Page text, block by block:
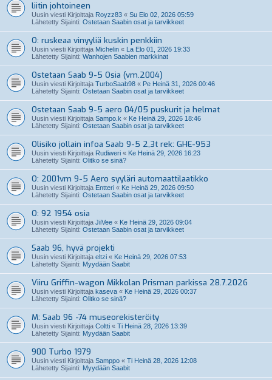
liitin johtoineen
Uusin viesti Kirjoittaja Royzz83 « Su Elo 02, 2026 05:59
Lähetetty Sijainti: Ostetaan Saabin osat ja tarvikkeet
O: ruskeaa vinyyliä kuskin penkkiin
Uusin viesti Kirjoittaja Michelin « La Elo 01, 2026 19:33
Lähetetty Sijainti: Wanhojen Saabien markkinat
Ostetaan Saab 9-5 Osia (vm.2004)
Uusin viesti Kirjoittaja TurboSaab98 « Pe Heinä 31, 2026 00:46
Lähetetty Sijainti: Ostetaan Saabin osat ja tarvikkeet
Ostetaan Saab 9-5 aero 04/05 puskurit ja helmat
Uusin viesti Kirjoittaja Sampo.k « Ke Heinä 29, 2026 18:46
Lähetetty Sijainti: Ostetaan Saabin osat ja tarvikkeet
Olisiko jollain infoa Saab 9-5 2,3t rek: GHE-953
Uusin viesti Kirjoittaja Rudiweri « Ke Heinä 29, 2026 16:23
Lähetetty Sijainti: Olitko se sinä?
O: 2001vm 9-5 Aero syyläri automaattilaatikko
Uusin viesti Kirjoittaja Entteri « Ke Heinä 29, 2026 09:50
Lähetetty Sijainti: Ostetaan Saabin osat ja tarvikkeet
O: 92 1954 osia
Uusin viesti Kirjoittaja JiiVee « Ke Heinä 29, 2026 09:04
Lähetetty Sijainti: Ostetaan Saabin osat ja tarvikkeet
Saab 96, hyvä projekti
Uusin viesti Kirjoittaja eltzi « Ke Heinä 29, 2026 07:53
Lähetetty Sijainti: Myydään Saabit
Viiru Griffin-wagon Mikkolan Prisman parkissa 28.7.2026
Uusin viesti Kirjoittaja kaseva « Ke Heinä 29, 2026 00:37
Lähetetty Sijainti: Olitko se sinä?
M: Saab 96 -74 museorekisteröity
Uusin viesti Kirjoittaja Coltti « Ti Heinä 28, 2026 13:39
Lähetetty Sijainti: Myydään Saabit
900 Turbo 1979
Uusin viesti Kirjoittaja Samppo « Ti Heinä 28, 2026 12:08
Lähetetty Sijainti: Myydään Saabit